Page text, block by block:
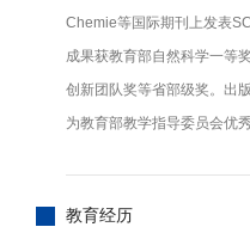
Chemie等国际期刊上发表
成果获教育部自然科学一等
创新团队奖等省部级奖。出
为教育部教学指导委员会优秀
教育经历